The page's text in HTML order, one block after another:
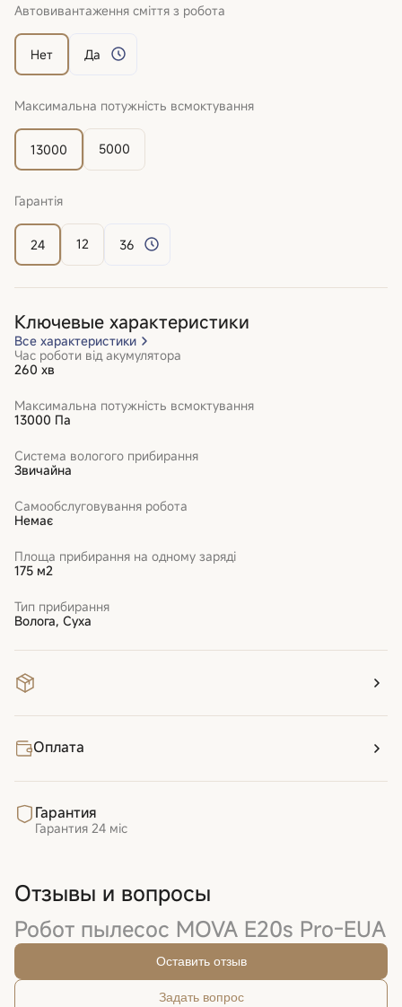
Автовивантаження сміття з робота
Нет Да
Максимальна потужність всмоктування
13000 5000
Гарантія
24 12 36
Ключевые характеристики
Все характеристики
Час роботи від акумулятора
260 хв
Максимальна потужність всмоктування
13000 Па
Система вологого прибирання
Звичайна
Самообслуговування робота
Немає
Площа прибирання на одному заряді
175 м2
Тип прибирання
Волога, Суха
Оплата
Гарантия
Гарантия 24 міс
Отзывы и вопросы
Робот пылесос MOVA E20s Pro-EUA
Оставить отзыв
Задать вопрос